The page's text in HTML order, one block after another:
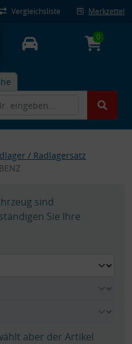
Vergleichsliste Merkzettel
0
/ Radlagersatz
sind
Sie Ihre
aber der Artikel